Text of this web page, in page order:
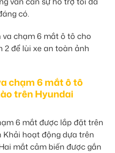
có.
chạm 6 mắt ô tô
trên Hyundai
6 mắt được lắp đặt trên
Khải hoạt động dựa trên
mắt cảm biến được gắn